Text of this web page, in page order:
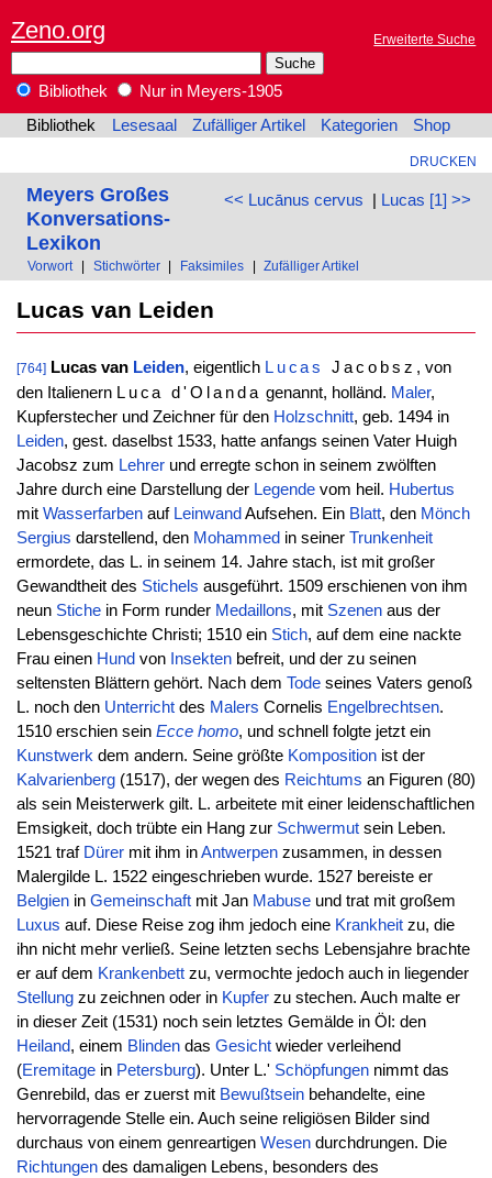
Zeno.org Erweiterte Suche
Bibliothek
Nur in Meyers-1905
Bibliothek
Lesesaal Zufälliger Artikel Kategorien Shop
DRUCKEN
<< Lucānus cervus | Lucas [1] >>
Meyers Großes
Konversations-
Lexikon
Vorwort Stichwörter Faksimiles Zufälliger Artikel
Lucas van Leiden
[764] Lucas van Leiden, eigentlich Lucas Jacobsz , von
den Italienern Luca d'Olanda genannt, holländ. Maler,
Kupferstecher und Zeichner für den Holzschnitt, geb. 1494 in
Leiden, gest. daselbst 1533, hatte anfangs seinen Vater Huigh
Jacobsz zum Lehrerund erregte schon in seinem zwölften
Jahre durch eine Darstellung der Legendevom heil. Hubertus
mit Wasserfarbenauf Leinwand Aufsehen. Ein Blatt, den Mönch
Sergius darstellend, den Mohammed in seiner Trunkenheit
ermordete, das L. in seinem 14. Jahre stach, ist mit großer
Gewandtheit des Stichels ausgeführt. 1509 erschienen von ihm
neun Stichein Form runder Medaillons, mit Szenenaus der
Lebensgeschichte Christi; 1510 ein Stich, auf dem eine nackte
Frau einen Hund von Insektenbefreit, und der zu seinen
seltensten Blättern gehört. Nach dem Todeseines Vaters genoß
L. noch den Unterrichtdes Malers Cornelis Engelbrechtsen.
1510 erschien sein Ecce homo, und schnell folgte jetzt ein
Kunstwerkdem andern. Seine größte Kompositionist der
Kalvarienberg(1517), der wegen des Reichtums an Figuren (80)
als sein Meisterwerk gilt. L. arbeitete mit einer leidenschaftlichen
Emsigkeit, doch trübte ein Hang zur Schwermutsein Leben.
1521 traf Dürermit ihm inAntwerpenzusammen, in dessen
Malergilde L. 1522 eingeschrieben wurde. 1527 bereiste er
Belgienin Gemeinschaftmit Jan Mabuseund trat mit großem
Luxus auf. Diese Reise zog ihm jedoch eine Krankheitzu, die
ihn nicht mehr verließ. Seine letzten sechs Lebensjahre brachte
er auf dem Krankenbettzu, vermochte jedoch auch in liegender
Stellungzu zeichnen oder in Kupferzu stechen. Auch malte er
in dieser Zeit (1531) noch sein letztes Gemälde in Öl: den
Heiland, einem Blindendas Gesichtwieder verleihend
(Eremitagein Petersburg). Unter L.' Schöpfungennimmt das
Genrebild, das er zuerst mit Bewußtseinbehandelte, eine
hervorragende Stelle ein. Auch seine religiösen Bilder sind
durchaus von einem genreartigen Wesendurchdrungen. Die
Richtungendes damaligen Lebens, besonders des